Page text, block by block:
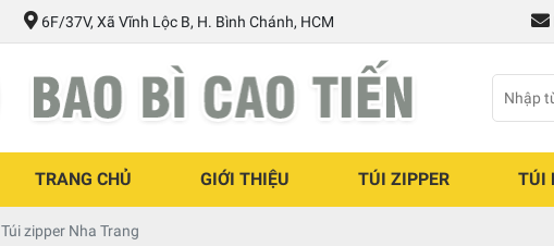
6F/37V, Xã Vĩnh Lộc B, H. Bình Chánh, HCM
TRANG CHỦ GIỚI THIỆU TÚI ZIPPER TÚI
Túi zipper Nha Trang